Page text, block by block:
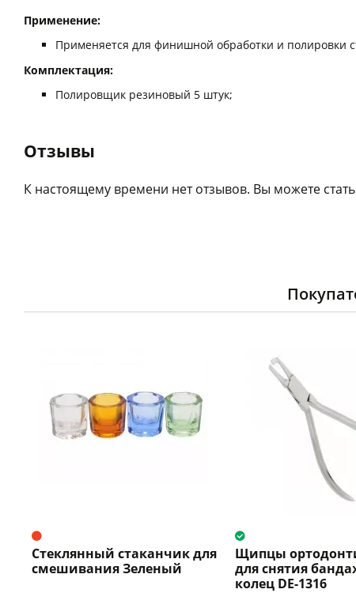
Применение:
Применяется для финишной обработки и полировки
Комплектация:
Полировщик резиновый 5 штук;
Отзывы
К настоящему времени нет отзывов. Вы можете
Стеклянный стаканчик для
смешивания Зеленый
Щипцы
для снятия
колец DE-1316